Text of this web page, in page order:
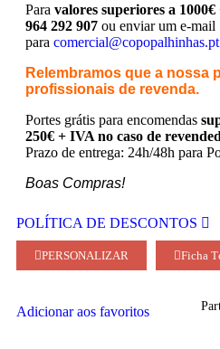
Para valores superiores a
964 292 907 ou enviar um e-mail
para comercial@copopalhinhas.pt
Relembramos que a nossa
profissionais de revenda.
Portes grátis para encomendas
250€ + IVA no caso de
Prazo de entrega: 24h/48h para
Boas Compras!
POLÍTICA DE DESCONTOS
PERSONALIZAR Ficha
Adicionar aos favoritos